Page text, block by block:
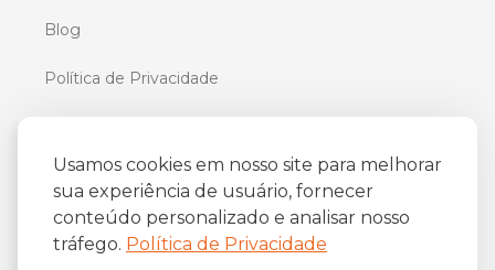
Usamos cookies em nosso site para melhorar
sua experiência de usuário, fornecer
conteúdo personalizado e analisar nosso
tráfego. Política de Privacidade
Blog
Política de Privacidade
iFriend
Av. Almirante Barroso 81, 34oandar
Centro, Rio de Janeiro/RJ